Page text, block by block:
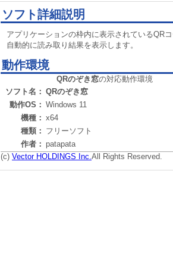
ソフト詳細説明
アプリケーションの枠内に表示されているQR
自動的に読み取り結果を表示します。
動作環境
QRのぞき窓の対応動作環境
ソフト名： QRのぞき窓
動作OS： Windows 11
機種： x64
種類： フリーソフト
作者： patapata
(c) Vector HOLDINGS Inc.All Rights Reserved.